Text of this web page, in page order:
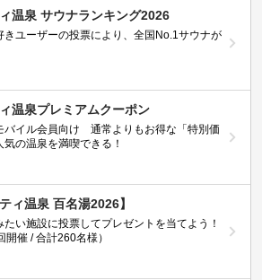
温泉 サウナランキング2026
きユーザーの投票により、全国No.1サウナが
温泉プレミアムクーポン
バイル会員向け 通常よりもお得な「特別価
気の温泉を満喫できる！
ティ温泉 百名湯2026】
たい施設に投票してプレゼントを当てよう！
開催 / 合計260名様）